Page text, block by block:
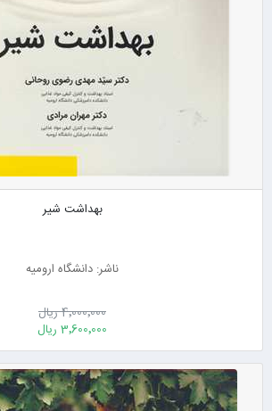
بهداشت شیر
ناشر: دانشگاه ارومیه
4٬000٬000 ریال
3٬600٬000 ریال